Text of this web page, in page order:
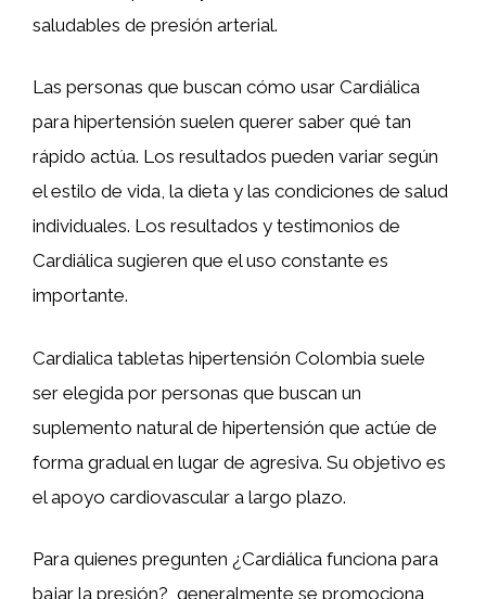
saludables de presión arterial.
Las personas que buscan cómo usar Cardiálica
para hipertensión suelen querer saber qué tan
rápido actúa. Los resultados pueden variar según
el estilo de vida, la dieta y las condiciones de salud
individuales. Los resultados y testimonios de
Cardiálica sugieren que el uso constante es
importante.
Cardialica tabletas hipertensión Colombia suele
ser elegida por personas que buscan un
suplemento natural de hipertensión que actúe de
forma gradual en lugar de agresiva. Su objetivo es
el apoyo cardiovascular a largo plazo.
Para quienes pregunten ¿Cardiálica funciona para
bajar la presión?, generalmente se promociona